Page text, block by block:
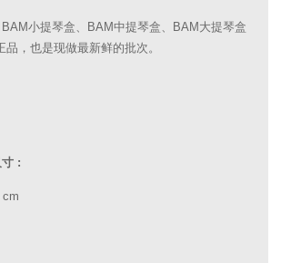
小提琴盒、BAM中提琴盒、BAM大提琴盒
品，也是现做最新鲜的批次。
:
cm